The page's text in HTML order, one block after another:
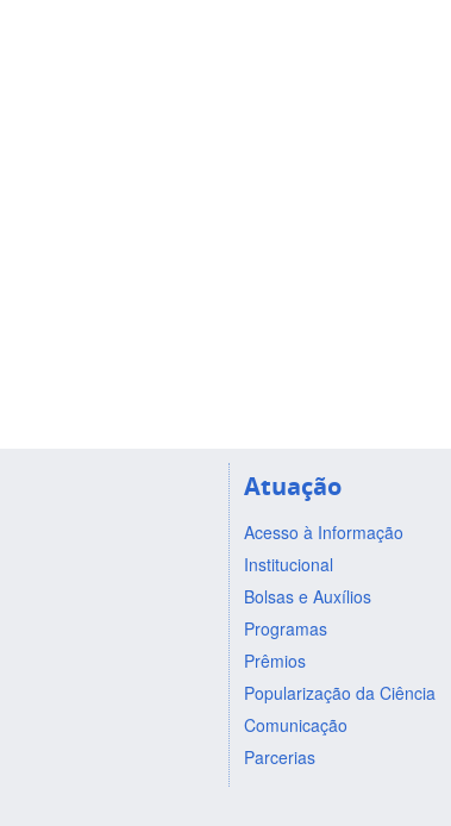
Atuação
Acesso à Informação
Institucional
Bolsas e Auxílios
Programas
Prêmios
Popularização da Ciência
Comunicação
Parcerias